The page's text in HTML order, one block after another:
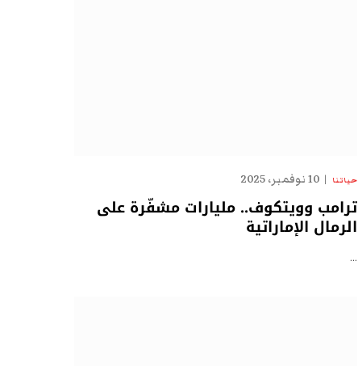
حياتنا 10 نوفمبر، 2025
ترامب وويتكوف.. مليارات مشفّرة على
الرمال الإماراتية
…